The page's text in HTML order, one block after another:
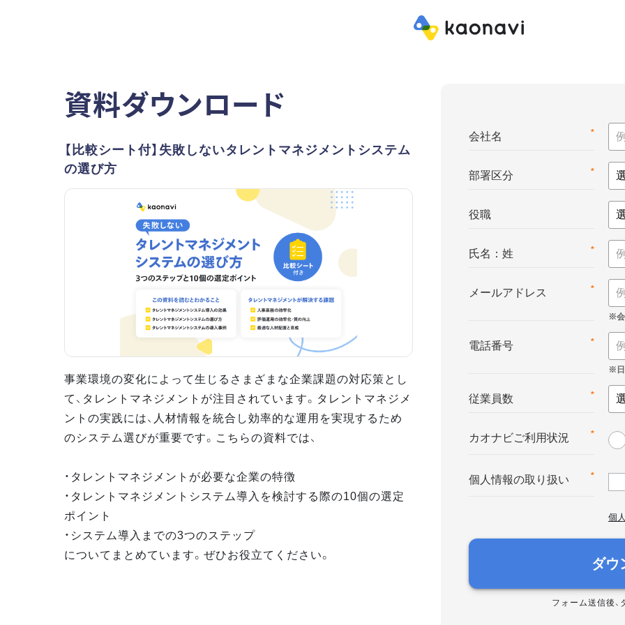
資料ダウンロード
【比較シート付】失敗しないタレントマネジメントシステム
の選び方
事業環境の変化によって生じるさまざまな企業課題の対応策とし
て、タレントマネジメントが注目されています。タレントマネジメ
ントの実践には、人材情報を統合し効率的な運用を実現するため
のシステム選びが重要です。こちらの資料では、
・タレントマネジメントが必要な企業の特徴
・タレントマネジメントシステム導入を検討する際の10個の選定
ポイント
・システム導入までの3つのステップ
についてまとめています。ぜひお役立てください。
*
会社名
*
部署区分
役職
*
氏名：姓
*
メールアドレス
*
電話番号
*
従業員数
*
カオナビご利用状況
*
個人情報の取り扱い
個
ダウ
フォーム送信後